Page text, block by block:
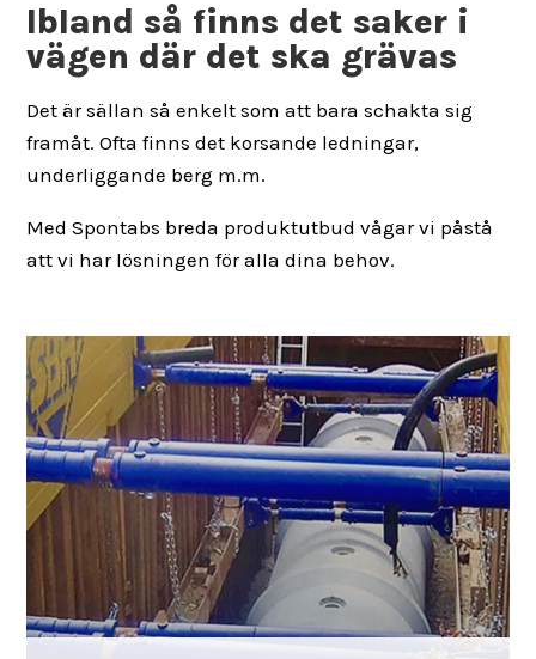
Ibland så finns det saker i
vägen där det ska grävas
Det är sällan så enkelt som att bara schakta sig
framåt. Ofta finns det korsande ledningar,
underliggande berg m.m.
Med Spontabs breda produktutbud vågar vi påstå
att vi har lösningen för alla dina behov.